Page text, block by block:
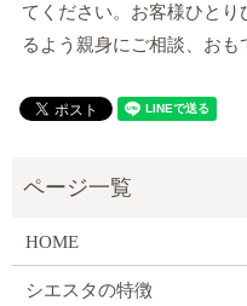
てください。お客様ひとり
るよう親身にご相談、おも
HOME
シエスタの特徴